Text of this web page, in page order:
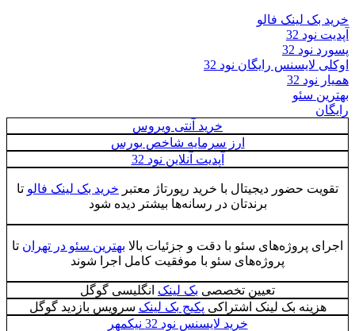
خرید بک لینک فالو
آپدیت نود 32
پسورد نود 32
اوکلی لایسنس رایگان نود 32
همیار نود 32
بهترین سئو
رایگان
خرید آنتی ویروس
ارز سرمایه شاخص بورس
آپدیت آنلاین نود 32
تقویت حضور دیجیتال با خرید رپورتاژ معتبر خرید بک لینک فالو تا
برندتان در رسانه‌ها بیشتر دیده شود
اجرای پروژه‌های سئو با دقت و جزئیات بالا بهترین سئو در تهران تا
پروژه‌های سئو با موفقیت کامل اجرا شوند
تعیین تخصصی بک لینک انگلیسی گوگل
هزینه بک لینک اشتراکی پکیج بک لینک سرویس بازدید گوگل
خرید لایسنس نود 32 نیکمهر